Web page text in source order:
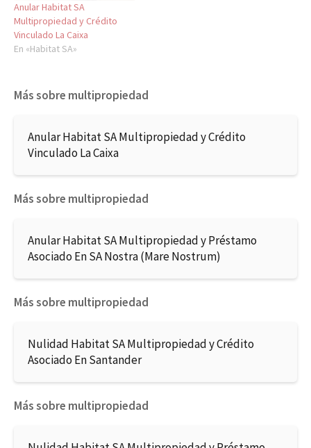
Anular Habitat SA
Multipropiedad y Crédito
Vinculado La Caixa
En «Habitat SA»
Más sobre multipropiedad
Anular Habitat SA Multipropiedad y Crédito
Vinculado La Caixa
Más sobre multipropiedad
Anular Habitat SA Multipropiedad y Préstamo
Asociado En SA Nostra (Mare Nostrum)
Más sobre multipropiedad
Nulidad Habitat SA Multipropiedad y Crédito
Asociado En Santander
Más sobre multipropiedad